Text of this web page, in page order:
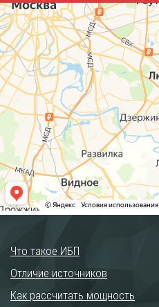
Что такое ИБП
Отличие источников
Как рассчитать мощность